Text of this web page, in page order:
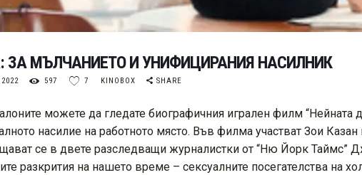
ЗА МЪЛЧАНИЕТО И УНИФИЦИРАНИЯ НАСИЛНИК
597 7 KINOBOX SHARE
можете да гледате биографичния игрален филм “Нейната
насилие на работното място. Във филма участват Зои
се в двете разследващи журналистки от “Ню Йорк Таймс”
разкрития на нашето време – сексуалните посегателства на